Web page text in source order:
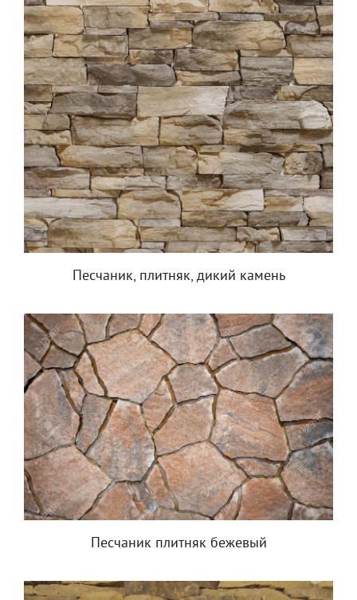
Песчаник, плитняк, дикий камень
Песчаник плитняк бежевый